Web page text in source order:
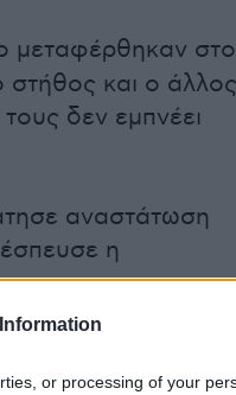
or processing of your
μεταφέρθηκαν στο
και ο άλλος
δεν εμπνέει
αναστάτωση
η